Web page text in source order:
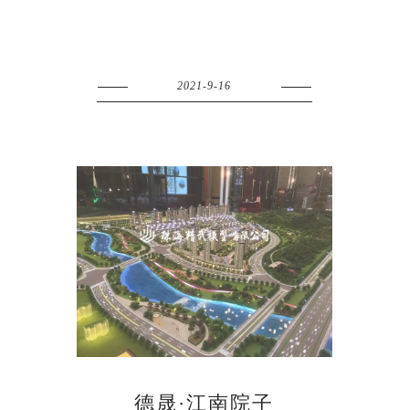
2021-9-16
德晟·江南院子